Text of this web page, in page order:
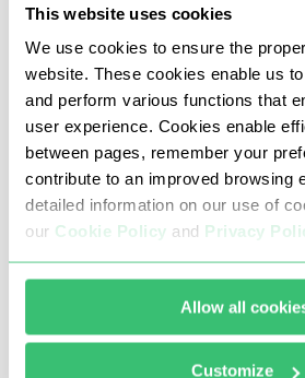
This website uses cookies
We use cookies to ensure the
website. These cookies enable us
and perform various functions that
user experience. Cookies enable
between pages, remember your
contribute to an improved browsing
detailed information on our use of
our Cookie Policy and Privacy
Allow all
Customize
你可以在Proxy-Seller购买
我们将在付款后3分钟内让您访问快
器。在他们的帮助下，你将能够比别
上预期的合适尺寸的跑鞋型号。
为什么值得在Proxy-
FootLocker代理？
因其他用户而被禁止。如果有必要，
到最强大和最可靠的代理服务器，您